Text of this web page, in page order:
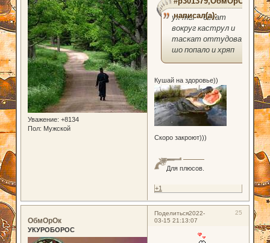
Уважение: +8134
Пол: Мужской
написал(а):
ух ты бегат
вокруг каструл и
таскат оттудова а
шо попало и хряп
Кушай на здоровье))
Скоро закроют)))
Для плюсов.
+1
Поделиться 25
2022-
03-15 21:13:07
ОбмОрОк
УКУРОБОРОС